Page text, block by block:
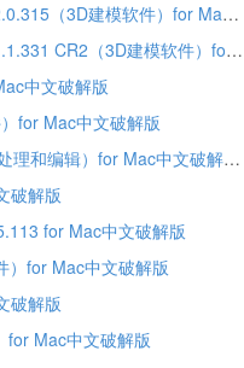
SketchUp Pro（草图大师） 2022 22.0.315（3D建模软件）for Mac中文破解版
SketchUp Pro（草图大师） 2021 21.1.331 CR2（3D建模软件）for Mac中文破解版
中文破解版
for Mac中文破解版
Adobe Photoshop 2021 23.1（图像处理和编辑）for Mac中文破解版
破解版
for Mac中文破解版
）for Mac中文破解版
破解版
for Mac中文破解版